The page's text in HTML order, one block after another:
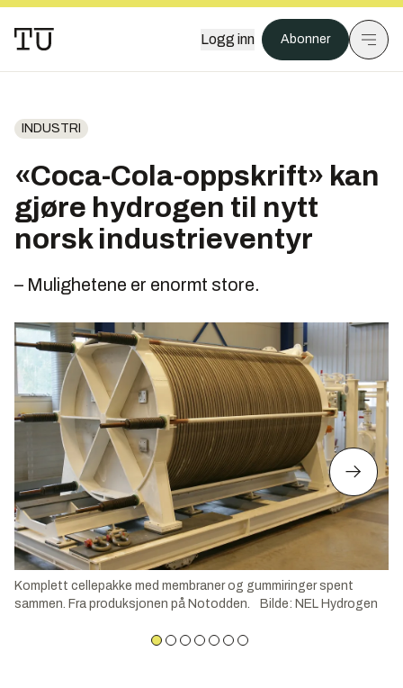
Logg inn Abonner
INDUSTRI
«Coca-Cola-oppskrift» kan
gjøre hydrogen til nytt
norsk industrieventyr
– Mulighetene er enormt store.
Komplett cellepakke med membraner og gummiringer spent
sammen. Fra produksjonen på Notodden.
Bilde: NEL Hydrogen